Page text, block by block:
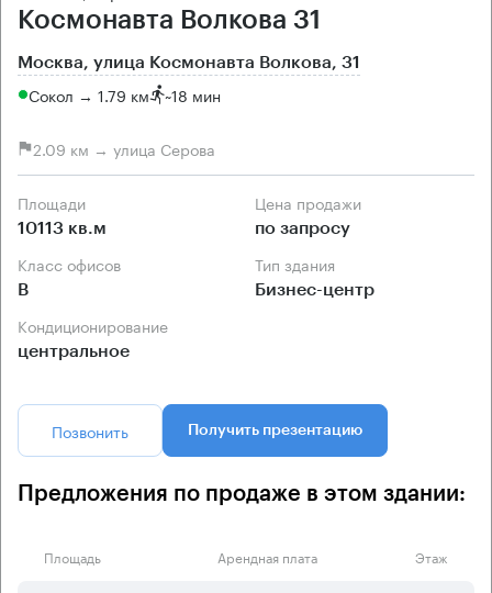
Космонавта Волкова 31
Москва, улица Космонавта Волкова, 31
Сокол → 1.79 км ~18 мин
2.09 км → улица Серова
Площади
10113 кв.м
Цена продажи
по запросу
Класс офисов
B
Тип здания
Бизнес-центр
Кондиционирование
центральное
Позвонить Получить презентацию
Предложения по продаже в этом здании:
Площадь Арендная плата Этаж